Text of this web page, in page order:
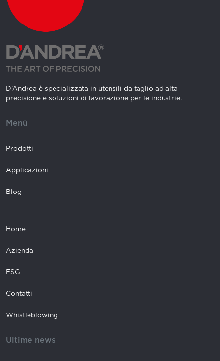
D’Andrea è specializzata in utensili da taglio ad alta
precisione e soluzioni di lavorazione per le industrie.
Menù
Prodotti
Applicazioni
Blog
Home
Azienda
ESG
Contatti
Whistleblowing
Ultime news